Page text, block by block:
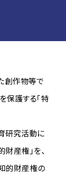
創作物等で
保護する「特
研究活動に
産権」を、
的財産権の